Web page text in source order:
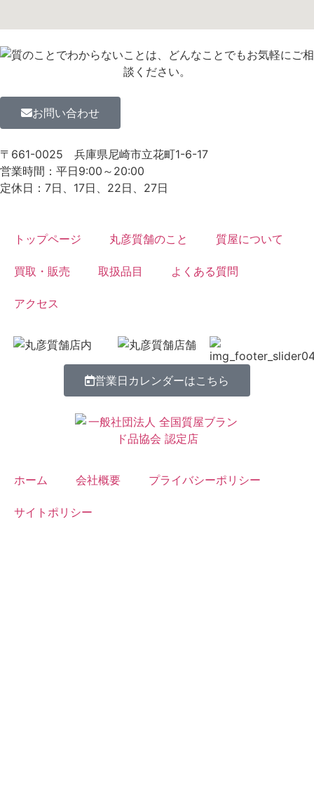
お問い合わせ
〒661-0025 兵庫県尼崎市立花町1-6-17
営業時間：平日9:00～20:00
定休日：7日、17日、22日、27日
トップページ 丸彦質舗のこと 質屋について
買取・販売 取扱品目 よくある質問
アクセス
営業日カレンダーはこちら
ホーム 会社概要 プライバシーポリシー
サイトポリシー